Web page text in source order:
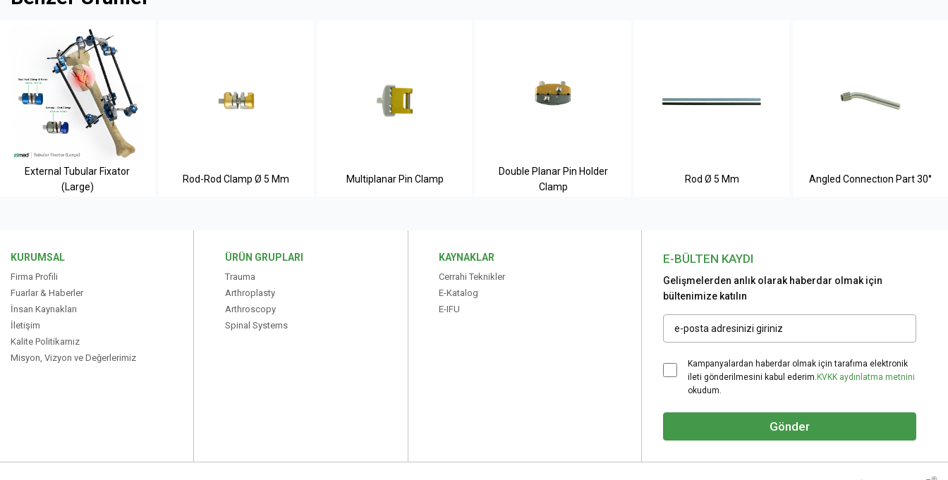
External Tubular Fixator
(Large)
Rod-Rod Clamp Ø 5 Mm Multiplanar Pin Clamp
Double Planar Pin Holder
Clamp
Rod Ø 5 Mm Angled Connectıon Part 30°
KURUMSAL
Firma Profili
Fuarlar & Haberler
İnsan Kaynakları
İletişim
Kalite Politikamız
Misyon, Vizyon ve Değerlerimiz
ÜRÜN GRUPLARI
Trauma
Arthroplasty
Arthroscopy
Spinal Systems
KAYNAKLAR
Cerrahi Teknikler
E-Katalog
E-IFU
E-BÜLTEN KAYDI
Gelişmelerden anlık olarak haberdar olmak için
bültenimize katılın
Kampanyalardan haberdar olmak için tarafıma elektronik
ileti gönderilmesini kabul ederim. KVKK aydınlatma metnini
okudum.
Gönder